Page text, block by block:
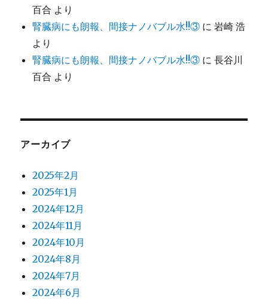
百合 より
腎臓病にも朗報、間接ナノバブル水!!③ に岩崎 浩
より
腎臓病にも朗報、間接ナノバブル水!!③ に長谷川
百合 より
アーカイブ
2025年2月
2025年1月
2024年12月
2024年11月
2024年10月
2024年8月
2024年7月
2024年6月